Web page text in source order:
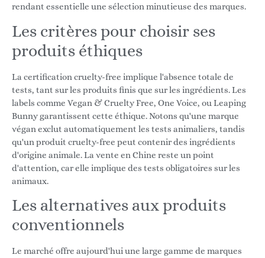
rendant essentielle une sélection minutieuse des marques.
Les critères pour choisir ses
produits éthiques
La certification cruelty-free implique l'absence totale de
tests, tant sur les produits finis que sur les ingrédients. Les
labels comme Vegan & Cruelty Free, One Voice, ou Leaping
Bunny garantissent cette éthique. Notons qu'une marque
végan exclut automatiquement les tests animaliers, tandis
qu'un produit cruelty-free peut contenir des ingrédients
d'origine animale. La vente en Chine reste un point
d'attention, car elle implique des tests obligatoires sur les
animaux.
Les alternatives aux produits
conventionnels
Le marché offre aujourd'hui une large gamme de marques